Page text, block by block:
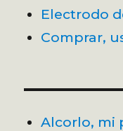
Electrodo
Comprar,
Alcorlo, mi